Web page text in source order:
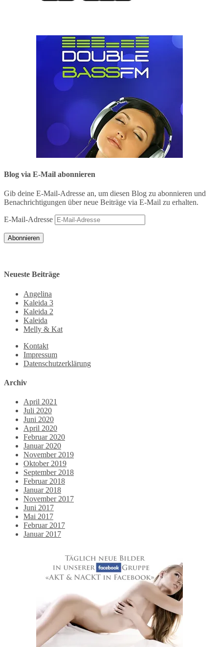
Blog via E-Mail abonnieren
Gib deine E-Mail-Adresse an, um diesen Blog zu abonnieren und
Benachrichtigungen über neue Beiträge via E-Mail zu erhalten.
E-Mail-Adresse
Abonnieren
Neueste Beiträge
Angelina
Kaleida 3
Kaleida 2
Kaleida
Melly & Kat
Kontakt
Impressum
Datenschutzerklärung
Archiv
April 2021
Juli 2020
Juni 2020
April 2020
Februar 2020
Januar 2020
November 2019
Oktober 2019
September 2018
Februar 2018
Januar 2018
November 2017
Juni 2017
Mai 2017
Februar 2017
Januar 2017